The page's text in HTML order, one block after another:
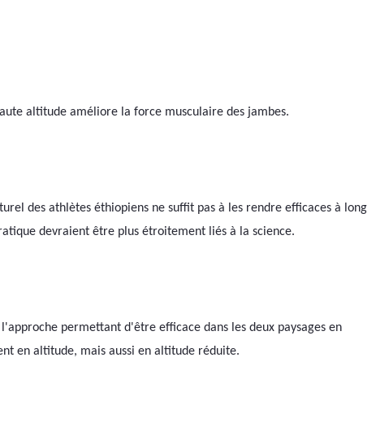
altitude améliore la force musculaire des jambes.
des athlètes éthiopiens ne suffit pas à les rendre efficaces à long
devraient être plus étroitement liés à la science.
permettant d'être efficace dans les deux paysages en
en altitude, mais aussi en altitude réduite.